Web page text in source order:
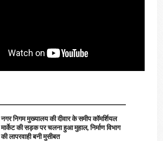
नगर निगम मुख्यालय की दीवार के समीप कॉमर्शियल
मार्केट की सड़क पर चलना हुआ मुहाल, निर्माण विभाग
की लापरवाही बनी मुसीबत